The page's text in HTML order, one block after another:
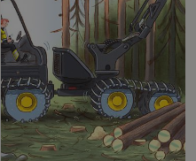
brandflygaryrket.